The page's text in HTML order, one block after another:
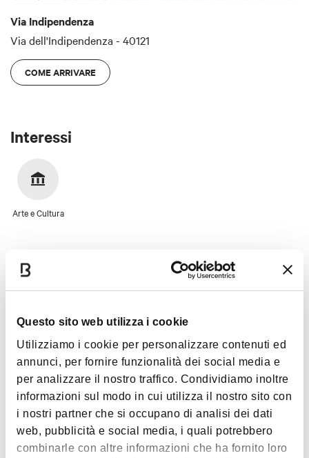
Questo sito web utilizza i cookie
Utilizziamo i cookie per personalizzare contenuti ed
annunci, per fornire funzionalità dei social media e
per analizzare il nostro traffico. Condividiamo inoltre
informazioni sul modo in cui utilizza il nostro sito con
i nostri partner che si occupano di analisi dei dati
web, pubblicità e social media, i quali potrebbero
combinarle con altre informazioni che ha fornito loro
Via Indipendenza
Via dell'Indipendenza - 40121
COME ARRIVARE
Interessi
Arte e Cultura
Immagini